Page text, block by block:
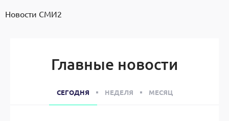
Новости СМИ2
Главные новости
СЕГОДНЯ НЕДЕЛЯ МЕСЯЦ